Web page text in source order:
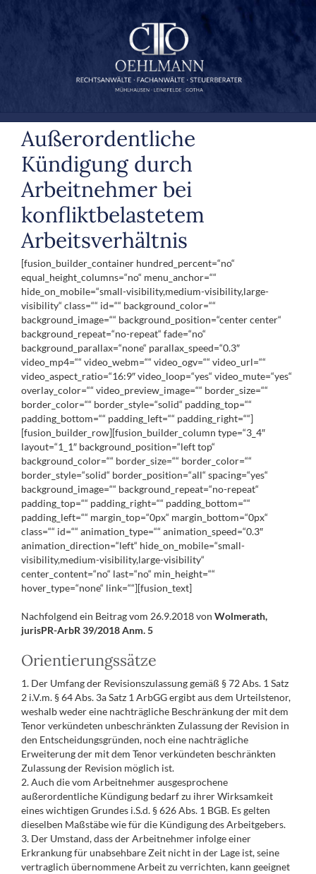
Außerordentliche
Kündigung durch
Arbeitnehmer bei
konfliktbelastetem
Arbeitsverhältnis
[fusion_builder_container hundred_percent=“no“
equal_height_columns=“no“ menu_anchor=““
hide_on_mobile=“small-visibility,medium-visibility,large-
visibility“ class=““ id=““ background_color=““
background_image=““ background_position=“center center“
background_repeat=“no-repeat“ fade=“no“
background_parallax=“none“ parallax_speed=“0.3″
video_mp4=““ video_webm=““ video_ogv=““ video_url=““
video_aspect_ratio=“16:9″ video_loop=“yes“ video_mute=“yes“
overlay_color=““ video_preview_image=““ border_size=““
border_color=““ border_style=“solid“ padding_top=““
padding_bottom=““ padding_left=““ padding_right=““]
[fusion_builder_row][fusion_builder_column type=“3_4″
layout=“1_1″ background_position=“left top“
background_color=““ border_size=““ border_color=““
border_style=“solid“ border_position=“all“ spacing=“yes“
background_image=““ background_repeat=“no-repeat“
padding_top=““ padding_right=““ padding_bottom=““
padding_left=““ margin_top=“0px“ margin_bottom=“0px“
class=““ id=““ animation_type=““ animation_speed=“0.3″
animation_direction=“left“ hide_on_mobile=“small-
visibility,medium-visibility,large-visibility“
center_content=“no“ last=“no“ min_height=““
hover_type=“none“ link=““][fusion_text]
Nachfolgend ein Beitrag vom 26.9.2018 von Wolmerath,
jurisPR-ArbR 39/2018 Anm. 5
Orientierungssätze
1. Der Umfang der Revisionszulassung gemäß § 72 Abs. 1 Satz
2 i.V.m. § 64 Abs. 3a Satz 1 ArbGG ergibt aus dem Urteilstenor,
weshalb weder eine nachträgliche Beschränkung der mit dem
Tenor verkündeten unbeschränkten Zulassung der Revision in
den Entscheidungsgründen, noch eine nachträgliche
Erweiterung der mit dem Tenor verkündeten beschränkten
Zulassung der Revision möglich ist.
2. Auch die vom Arbeitnehmer ausgesprochene
außerordentliche Kündigung bedarf zu ihrer Wirksamkeit
eines wichtigen Grundes i.S.d. § 626 Abs. 1 BGB. Es gelten
dieselben Maßstäbe wie für die Kündigung des Arbeitgebers.
3. Der Umstand, dass der Arbeitnehmer infolge einer
Erkrankung für unabsehbare Zeit nicht in der Lage ist, seine
vertraglich übernommene Arbeit zu verrichten, kann geeignet